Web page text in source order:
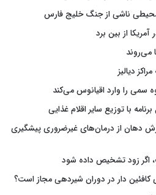
ناشی از جنگ خلیج فارس
از بین برد
را وارد اقیانوس می‌کند
با توزیع سایر اقلام غذایی
دهان از درمان‌های غیرضروری پیشگیری
اگر زود تشخیص داده شود
دار در دوران شیردهی مجاز است؟